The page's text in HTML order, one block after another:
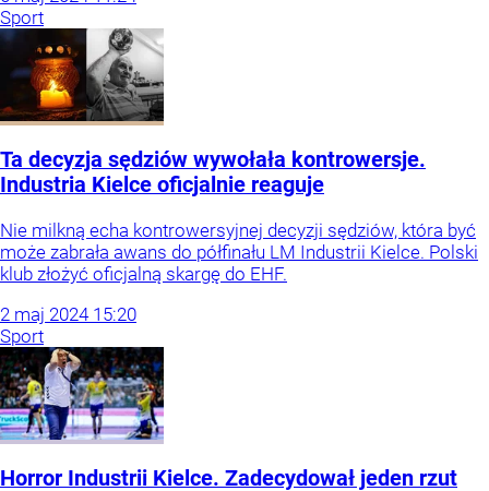
Sport
Ta decyzja sędziów wywołała kontrowersje.
Industria Kielce oficjalnie reaguje
Nie milkną echa kontrowersyjnej decyzji sędziów, która być
może zabrała awans do półfinału LM Industrii Kielce. Polski
klub złożyć oficjalną skargę do EHF.
2 maj 2024 15:20
Sport
Horror Industrii Kielce. Zadecydował jeden rzut